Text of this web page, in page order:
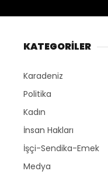
KATEGORİLER
Karadeniz
Politika
Kadın
İnsan Hakları
İşçi-Sendika-Emek
Medya